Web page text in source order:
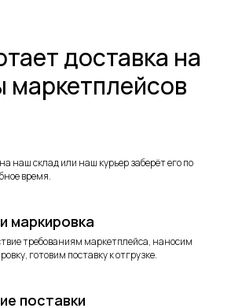
доставка на
маркетплейсов
наш склад или наш курьер заберёт его по
время.
маркировка
требованиям маркетплейса, наносим
готовим поставку к отгрузке.
поставки